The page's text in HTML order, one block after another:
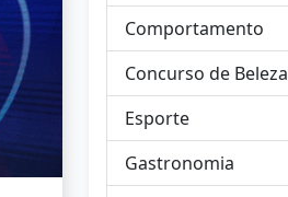
Comportamento
Concurso de Beleza
Esporte
Gastronomia